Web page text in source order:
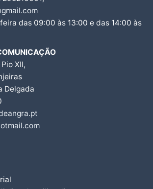
das 09:00 às 13:00 e das 14:00 às
XII,
Delgada